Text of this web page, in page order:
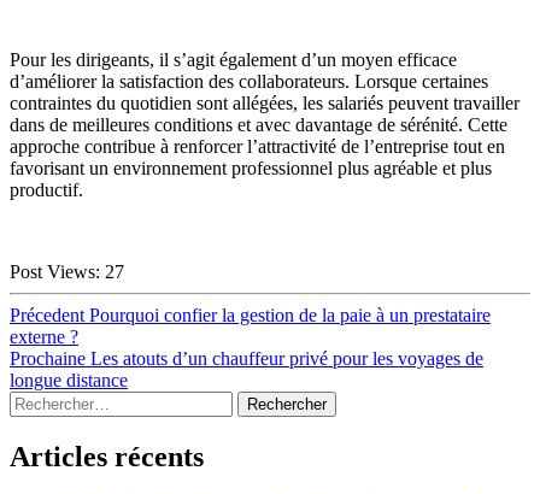
Pour les dirigeants, il s’agit également d’un moyen efficace
d’améliorer la satisfaction des collaborateurs. Lorsque certaines
contraintes du quotidien sont allégées, les salariés peuvent travailler
dans de meilleures conditions et avec davantage de sérénité. Cette
approche contribue à renforcer l’attractivité de l’entreprise tout en
favorisant un environnement professionnel plus agréable et plus
productif.
Post Views: 27
Navigation
de
l’article
Précedent Article
Pourquoi confier la gestion de la paie à un prestataire
externe ?
Prochaine Article
suivant :
Les atouts d’un chauffeur privé pour les voyages de
longue distance
Sidebar
Rechercher :
Articles récents